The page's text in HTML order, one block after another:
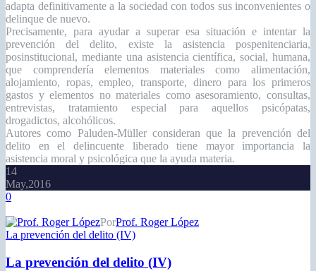
adapta definitivamente a la sociedad con todos sus inconvenientes o
delinque de nuevo.
Precisamente, para ayudar a superar esa situación e intentar la
prevención del delito, existe la asistencia pospenitenciaria,
posinstitucional, mediante una asistencia científica, social, humana,
que comprendería elementos materiales como alimentación,
alojamiento, ropas, empleo, transporte, dinero para los primeros
gastos y elementos no materiales como asesoramiento, consultas,
entrevistas, tratamiento especial para aquellos psicópatas,
drogadictos, alcohólicos.
Autores como Paluden-Müller consideran que la prevención del
delito en el delincuente liberado tiene mayor importancia la
asistencia moral y psicológica que la ayuda materia.
14
May,2016
0
PorProf. Roger López
La prevención del delito (IV)
La prevención del delito (IV)